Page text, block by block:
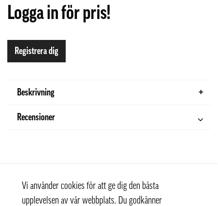
Logga in för pris!
Registrera dig
Beskrivning
Recensioner
Vi använder cookies för att ge dig den bästa
upplevelsen av vår webbplats. Du godkänner